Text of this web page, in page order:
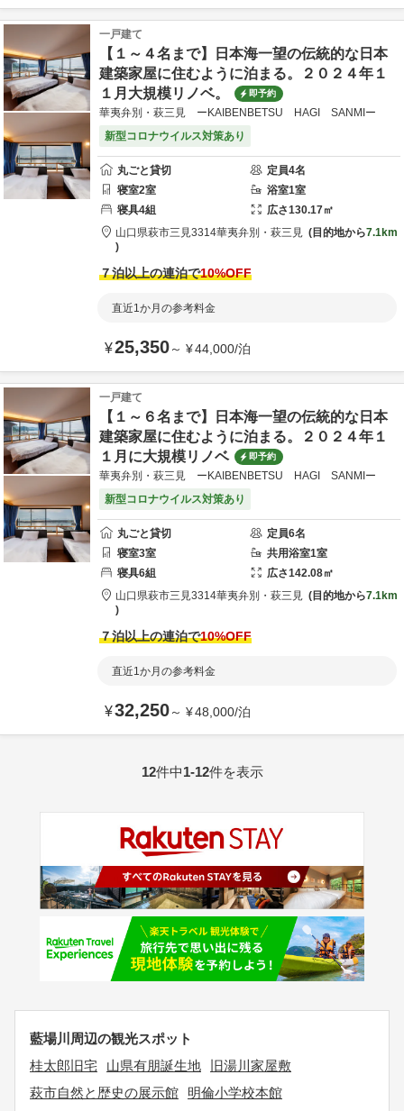
一戸建て
【１～４名まで】日本海一望の伝統的な日本
建築家屋に住むように泊まる。２０２４年１
１月大規模リノベ。
即予約
華夷弁別・萩三見 ーKAIBENBETSU HAGI SANMIー
新型コロナウイルス対策あり
丸ごと貸切 定員4名
寝室2室 浴室1室
寝具4組 広さ130.17㎡
山口県萩市三見3314華夷弁別・萩三見 目的地から7.1km
７泊以上の連泊で10%OFF
直近1か月の参考料金
¥25,350～ ¥44,000/泊
一戸建て
【１～６名まで】日本海一望の伝統的な日本
建築家屋に住むように泊まる。２０２４年１
１月に大規模リノベ
即予約
華夷弁別・萩三見 ーKAIBENBETSU HAGI SANMIー
新型コロナウイルス対策あり
丸ごと貸切 定員6名
寝室3室 共用浴室1室
寝具6組 広さ142.08㎡
山口県萩市三見3314華夷弁別・萩三見 目的地から7.1km
７泊以上の連泊で10%OFF
直近1か月の参考料金
¥32,250～ ¥48,000/泊
12件中1-12件を表示
藍場川周辺の観光スポット
桂太郎旧宅
山県有朋誕生地
旧湯川家屋敷
萩市自然と歴史の展示館
明倫小学校本館